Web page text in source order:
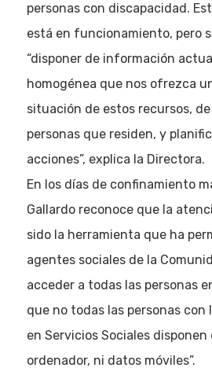
personas con discapacidad.
está en funcionamiento, pero
“disponer de información
homogénea que nos ofrezca
situación de estos recursos,
personas que residen, y
acciones”, explica la Directora.
En los días de confinamiento
Gallardo reconoce que la
sido la herramienta que ha
agentes sociales de la
acceder a todas las personas
que no todas las personas con
en Servicios Sociales
ordenador, ni datos móviles”.